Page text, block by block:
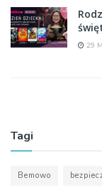
29
Tagi
Bemowo